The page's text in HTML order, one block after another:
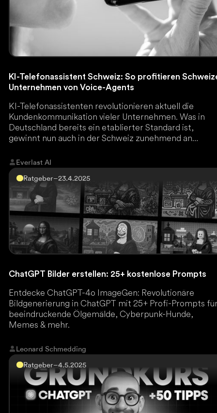
KI-Telefonassistent Schweiz: So profitieren
Unternehmen von Voice-Agents
KI-Telefonassistenten revolutionieren aktuell die
Kundenkommunikation vieler Unternehmen. Was in
Deutschland bereits ein etablierter Standard ist,
gewinnt nun auch in der Schweiz zunehmend an
Everlast AI
Ratgeber–23.4.2025
ChatGPT Bilder erstellen: 25+ kostenlose Prompts
Entdecke ChatGPT-4o ImageGen: Revolutionäre
Bildgenerierung in ChatGPT mit 25+ Profi-Prompts
beeindruckende Ölgemälde, Cyberpunk-Hunde,
Memes & mehr.
Leonard Schmedding
Ratgeber–4.5.2025